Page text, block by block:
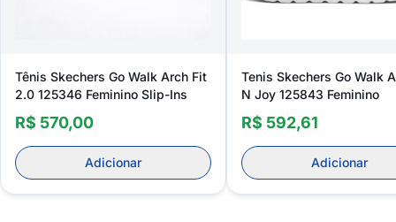
Tênis Skechers Go Walk Arch Fit
2.0 125346 Feminino Slip-Ins
R$ 570,00
Adicionar
Tenis Skechers Go Walk
N Joy 125843 Feminino
R$ 592,61
Adicionar